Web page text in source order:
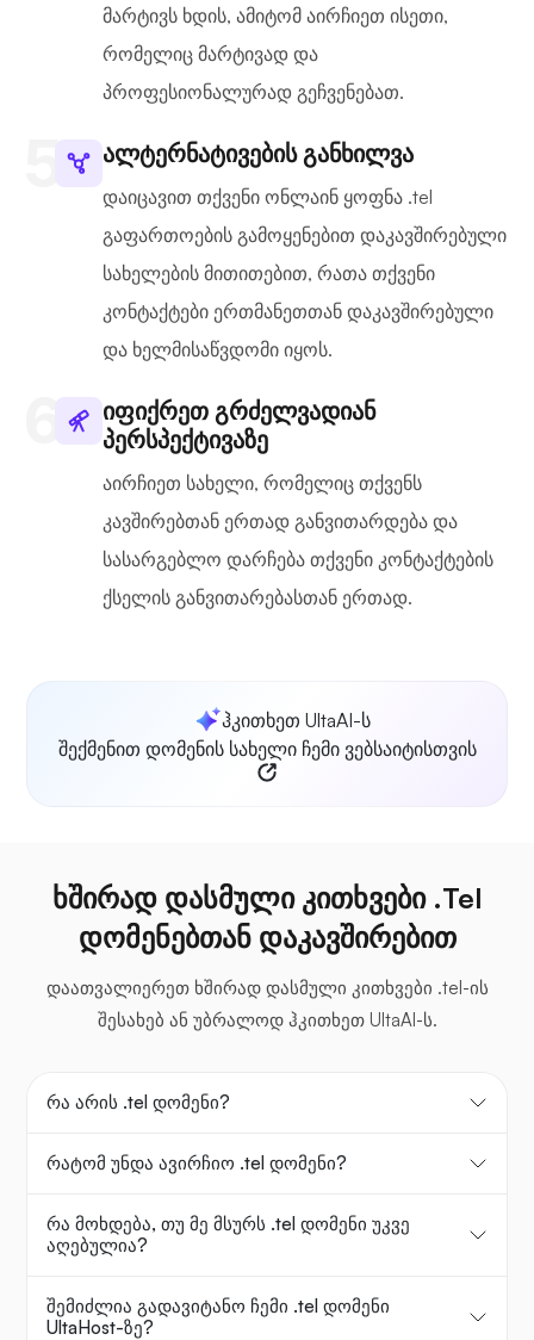
მარტივს ხდის, ამიტომ აირჩიეთ ისეთი,
რომელიც მარტივად და
პროფესიონალურად გეჩვენებათ.
ალტერნატივების განხილვა
დაიცავით თქვენი ონლაინ ყოფნა .tel
გაფართოების გამოყენებით დაკავშირებული
სახელების მითითებით, რათა თქვენი
კონტაქტები ერთმანეთთან დაკავშირებული
და ხელმისაწვდომი იყოს.
იფიქრეთ გრძელვადიან
პერსპექტივაზე
აირჩიეთ სახელი, რომელიც თქვენს
კავშირებთან ერთად განვითარდება და
სასარგებლო დარჩება თქვენი კონტაქტების
ქსელის განვითარებასთან ერთად.
ჰკითხეთ UltaAI-ს
შექმენით დომენის სახელი ჩემი ვებსაიტისთვის
ხშირად დასმული კითხვები .Tel
დომენებთან დაკავშირებით
დაათვალიერეთ ხშირად დასმული კითხვები .tel-ის
შესახებ ან უბრალოდ ჰკითხეთ UltaAI-ს.
რა არის .tel დომენი?
რატომ უნდა ავირჩიო .tel დომენი?
რა მოხდება, თუ მე მსურს .tel დომენი უკვე
აღებულია?
შემიძლია გადავიტანო ჩემი .tel დომენი
UltaHost-ზე?